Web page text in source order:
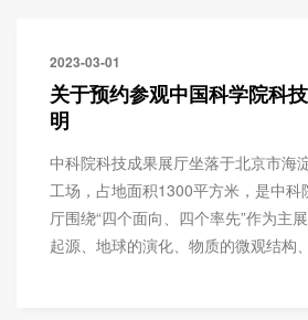
2023-03-01
关于预约参观中国科学院科
明
中科院科技成果展厅坐落于北京市海
工场，占地面积1300平方米，是中科
厅围绕“四个面向、四个率先”作为主
起源、地球的演化、物质的微观结构